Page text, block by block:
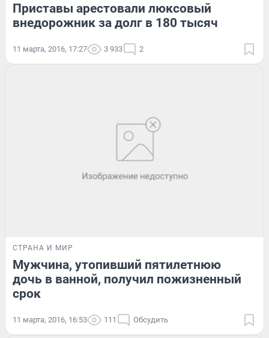
Приставы арестовали люксовый
внедорожник за долг в 180 тысяч
11 марта, 2016, 17:27 3 933 2
СТРАНА И МИР
Мужчина, утопивший пятилетнюю
дочь в ванной, получил пожизненный
срок
11 марта, 2016, 16:53 111 Обсудить